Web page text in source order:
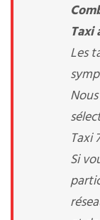
Taxi
Les
Taxi
Si